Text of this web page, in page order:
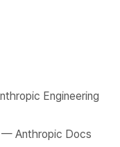
Engineering
— Anthropic Docs